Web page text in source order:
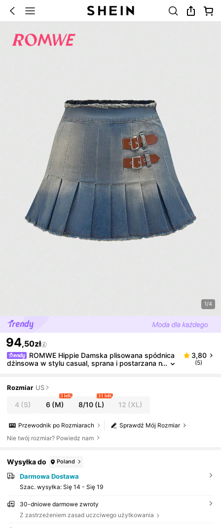
1/4
94,50zł
ROMWE Hippie Damska plisowana spódnica
dżinsowa w stylu casual, sprana i postarzana n
3,80
(5)
Rozmiar US
4 (S) 6 (M)
3 left
8/10(L)
11 left
12 (XL)
Sprawdź Mój Rozmiar
Przewodnik po Rozmiarach
Nie twój rozmiar? Powiedz nam
Wysyłka do Poland
Darmowa Dostawa
Szac. wysyłka: Się 14 - Się 19
30-dniowe darmowe zwroty
Z zastrzeżeniem zasad uczciwego użytkowania